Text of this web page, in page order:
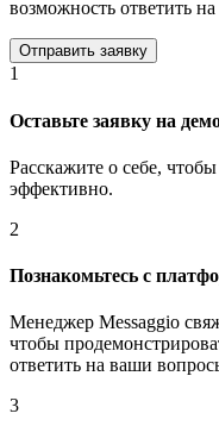
возможность ответить
1
Оставьте заявку на
Расскажите о себе,
эффективно.
2
Познакомьтесь с
Менеджер Messaggio
чтобы
ответить на ваши
3